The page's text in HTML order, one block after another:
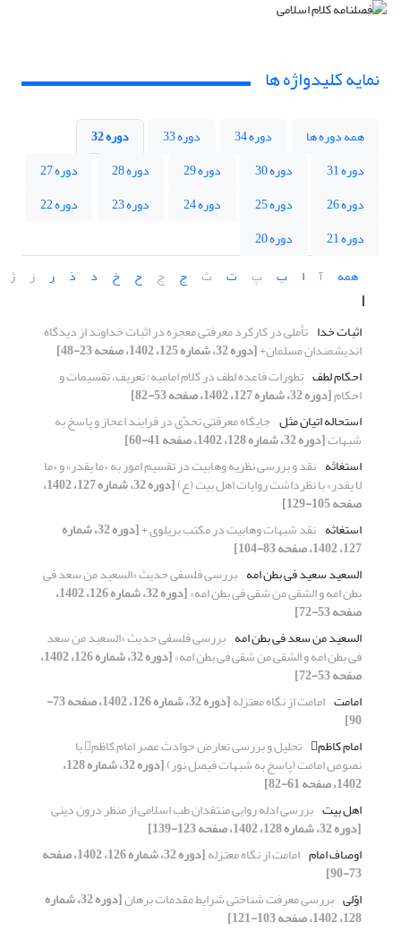
نمایه کلیدواژه ها
همه دوره ها دوره 34 دوره 33
دوره 32
دوره 31
دوره 30 دوره 29 دوره 28
دوره 27
دوره 26
دوره 25 دوره 24 دوره 23
دوره 22
دوره 21
دوره 20
همه
آ ا ب پ ت ث ج چ ح خ د ذ ر ز ژ
ا
اثبات خدا تأملی در کارکرد معرفتی معجزه در اثبات خداوند از دیدگاه
اندیشمندان مسلمان+[دوره 32، شماره 125، 1402، صفحه 23-48]
احکام لطف تطورات قاعده لطف در کلام امامیه؛ تعریف، تقسیمات و
احکام[دوره 32، شماره 127، 1402، صفحه 53-82]
استحاله اتیان مثل جایگاه معرفتی تحدّی در فرایند اعجاز و پاسخ به
شبهات[دوره 32، شماره 128، 1402، صفحه 41-60]
استغاثه نقد و بررسی نظریه وهابیت در تقسیم امور به «ما یقدر» و «ما
لا یقدر» با نظرداشت روایات اهل بیت (ع) [دوره 32، شماره 127، 1402،
صفحه 105-129]
استغاثه نقد شبهات وهابیت در مکتب بریلوی + [دوره 32، شماره
127، 1402، صفحه 83-104]
السعید سعید فی بطن امه بررسی فلسفی حدیث «السعید من سعد فی
بطن امه و الشقی من شقی فی بطن امه» [دوره 32، شماره 126، 1402،
صفحه 53-72]
السعید من سعد فی بطن امه بررسی فلسفی حدیث «السعید من سعد
فی بطن امه و الشقی من شقی فی بطن امه» [دوره 32، شماره 126، 1402،
صفحه 53-72]
امامت امامت از نگاه معتزله [دوره 32، شماره 126، 1402، صفحه 73-
90]
امام کاظم
تحلیل و بررسی تعارض حوادث عصر امام کاظم با
نصوص امامت (پاسخ به شبهات فیصل نور) [دوره 32، شماره 128،
1402، صفحه 61-82]
اهل بیت بررسی ادله روایی منتقدان طب اسلامی از منظر درون دینی
[دوره 32، شماره 128، 1402، صفحه 123-139]
اوصاف امام امامت از نگاه معتزله [دوره 32، شماره 126، 1402، صفحه
73-90]
اوّلی بررسی معرفت شناختی شرایط مقدمات برهان [دوره 32، شماره
128، 1402، صفحه 103-121]